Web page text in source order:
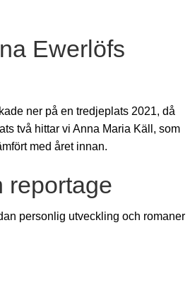
Ewerlöfs
ner på en tredjeplats 2021, då
två hittar vi Anna Maria Käll, som
med året innan.
reportage
personlig utveckling och romaner